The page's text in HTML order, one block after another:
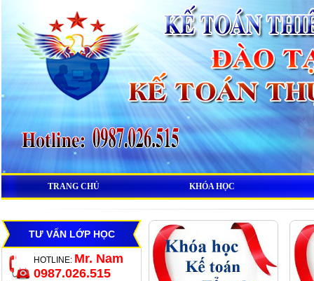
TRANG CHỦ KHÓA HỌC
TƯ VẤN LỚP HỌC
HOTLINE: Mr. Nam
0987.026.515